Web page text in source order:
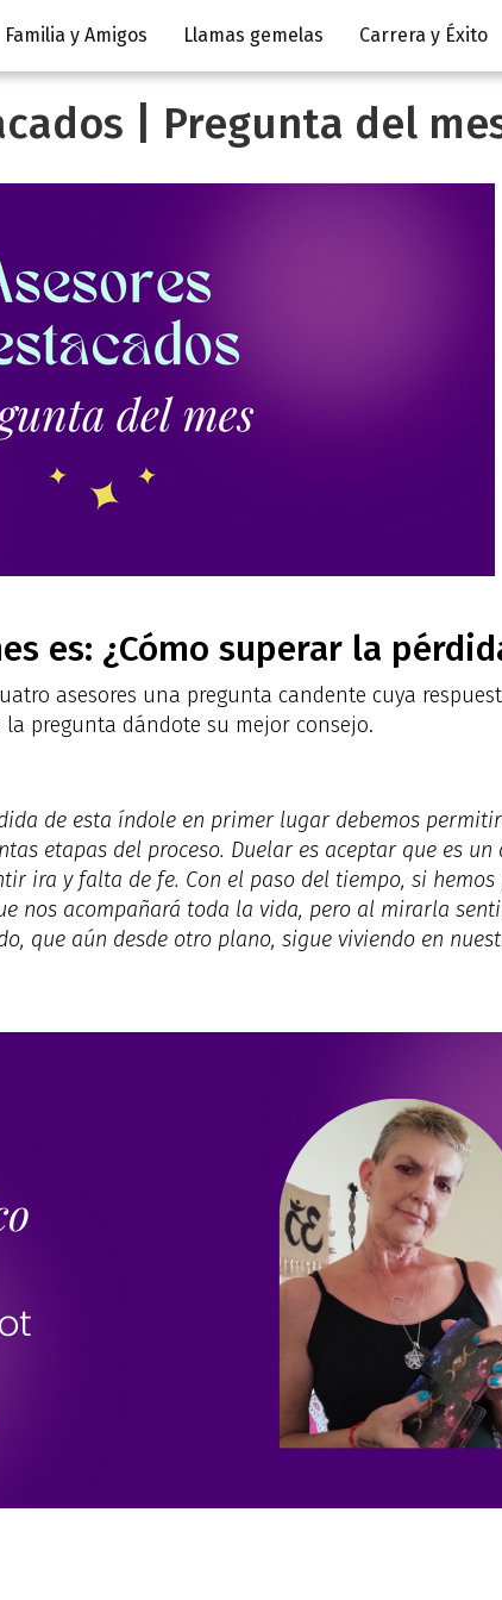
Familia y Amigos Llamas gemelas Carrera y Éxito
| Pregunta del
es: ¿Cómo superar la
asesores una pregunta candente cuya
pregunta dándote su mejor consejo.
de esta índole en primer lugar debemos
etapas del proceso. Duelar es aceptar que es
ira y falta de fe. Con el paso del tiempo, si
nos acompañará toda la vida, pero al mirarla
que aún desde otro plano, sigue viviendo en